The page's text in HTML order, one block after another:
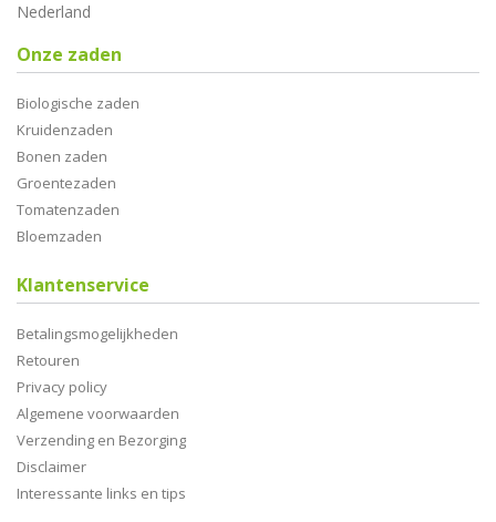
Nederland
Onze zaden
Biologische zaden
Kruidenzaden
Bonen zaden
Groentezaden
Tomatenzaden
Bloemzaden
Klantenservice
Betalingsmogelijkheden
Retouren
Privacy policy
Algemene voorwaarden
Verzending en Bezorging
Disclaimer
Interessante links en tips